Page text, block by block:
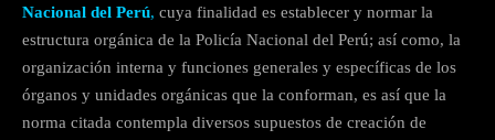
Nacional del Perú, cuya finalidad es establecer y normar la
estructura orgánica de la Policía Nacional del Perú; así como, la
organización interna y funciones generales y específicas de los
órganos y unidades orgánicas que la conforman, es así que la
norma citada contempla diversos supuestos de creación de